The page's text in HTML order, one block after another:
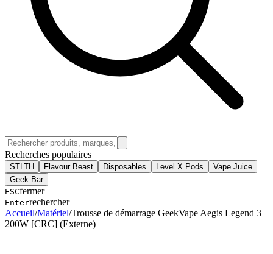
Recherches populaires
STLTH Flavour Beast Disposables Level X Pods
Vape Juice
Geek Bar
ESCfermer
Enterrechercher
Accueil/Matériel/Trousse de démarrage GeekVape Aegis Legend 3
200W [CRC] (Externe)